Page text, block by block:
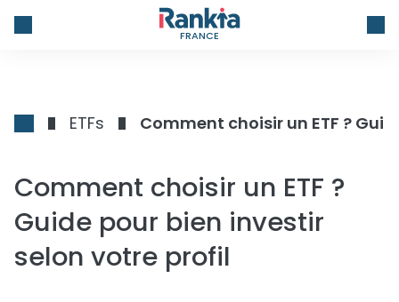
FRANCE
ETFs Comment choisir un ETF ?
Comment choisir un ETF ?
Guide pour bien investir
selon votre profil